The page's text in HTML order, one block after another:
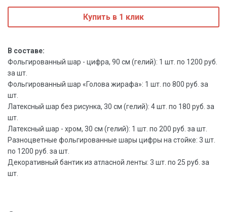
Купить в 1 клик
В составе:
Фольгированный шар - цифра, 90 см (гелий): 1 шт. по 1200 руб.
за шт.
Фольгированный шар «Голова жирафа»: 1 шт. по 800 руб. за
шт.
Латексный шар без рисунка, 30 см (гелий): 4 шт. по 180 руб. за
шт.
Латексный шар - хром, 30 см (гелий): 1 шт. по 200 руб. за шт.
Разноцветные фольгированные шары цифры на стойке: 3 шт.
по 1200 руб. за шт.
Декоративный бантик из атласной ленты: 3 шт. по 25 руб. за
шт.